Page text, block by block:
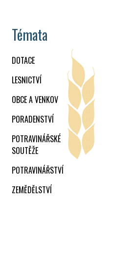
Témata
DOTACE
LESNICTVÍ
OBCE A VENKOV
PORADENSTVÍ
POTRAVINÁŘSKÉ
SOUTĚŽE
POTRAVINÁŘSTVÍ
ZEMĚDĚLSTVÍ